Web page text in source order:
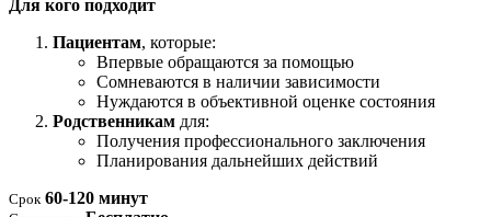
Для кого подходит
Пациентам, которые:
Впервые обращаются за помощью
Сомневаются в наличии зависимости
Нуждаются в объективной оценке состояния
Родственникам для:
Получения профессионального заключения
Планирования дальнейших действий
Срок 60-120 минут